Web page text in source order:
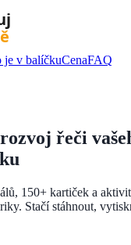
je v balíčkuCenaFAQ
řeči
150+ kartiček a
Stačí stáhnout,